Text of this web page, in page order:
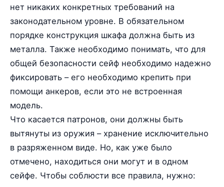
нет никаких конкретных требований на
законодательном уровне. В обязательном
порядке конструкция шкафа должна быть из
металла. Также необходимо понимать, что для
общей безопасности сейф необходимо надежно
фиксировать – его необходимо крепить при
помощи анкеров, если это не встроенная
модель.
Что касается патронов, они должны быть
вытянуты из оружия – хранение исключительно
в разряженном виде. Но, как уже было
отмечено, находиться они могут и в одном
сейфе. Чтобы соблюсти все правила, нужно: